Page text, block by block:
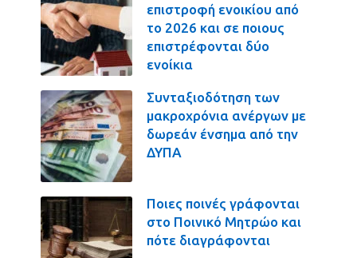
επιστροφή ενοικίου από
το 2026 και σε ποιους
επιστρέφονται δύο
ενοίκια
Συνταξιοδότηση των
μακροχρόνια ανέργων με
δωρεάν ένσημα από την
ΔΥΠΑ
Ποιες ποινές γράφονται
στο Ποινικό Μητρώο και
πότε διαγράφονται